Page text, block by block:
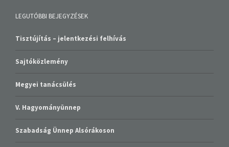
LEGUTÓBBI BEJEGYZÉSEK
Tisztújítás – jelentkezési felhívás
Sajtóközlemény
Megyei tanácsülés
V. Hagyományünnep
Szabadság Ünnep Alsórákoson